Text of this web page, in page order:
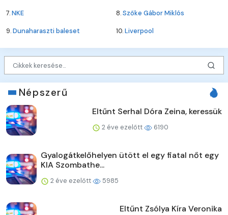
7.NKE 8.Szőke Gábor Miklós
9.Dunaharaszti baleset 10.Liverpool
Népszerű
Eltűnt Serhal Dóra Zeina, keressük
2 éve ezelőtt 6190
Gyalogátkelőhelyen ütött el egy fiatal nőt egy
KIA Szombathe...
2 éve ezelőtt 5985
Eltűnt Zsólya Kíra Veronika